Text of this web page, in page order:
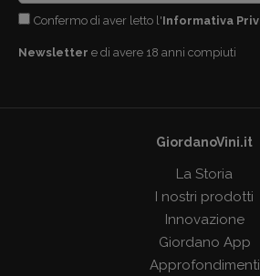
Confermo di aver letto l'Informativa
Newsletter e di avere 18 anni compiuti
GiordanoVini.it
La Storia
I nostri prodotti
Innovazione
Giordano App
Approfondimenti